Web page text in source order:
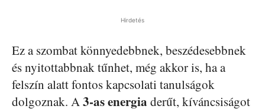
Hirdetés
Ez a szombat könnyedebbnek, beszédesebbnek
és nyitottabbnak tűnhet, még akkor is, ha a
felszín alatt fontos kapcsolati tanulságok
dolgoznak. A3-as energia derűt, kíváncsiságot